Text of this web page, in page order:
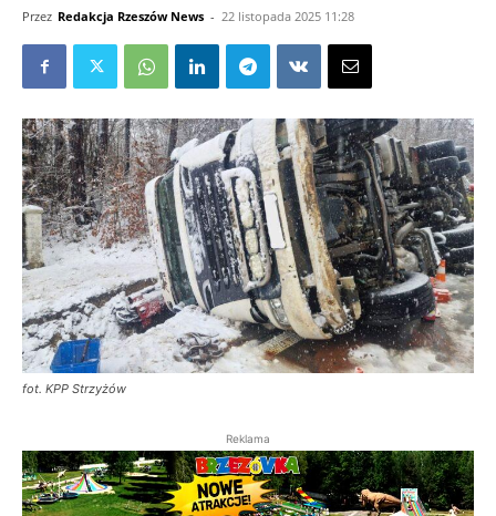
Przez Redakcja Rzeszów News - 22 listopada 2025 11:28
fot. KPP Strzyżów
Reklama